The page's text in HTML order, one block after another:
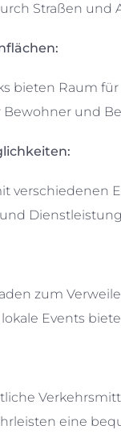
Straßen und
bieten Raum
und
verschiedenen
zum
Events
eine